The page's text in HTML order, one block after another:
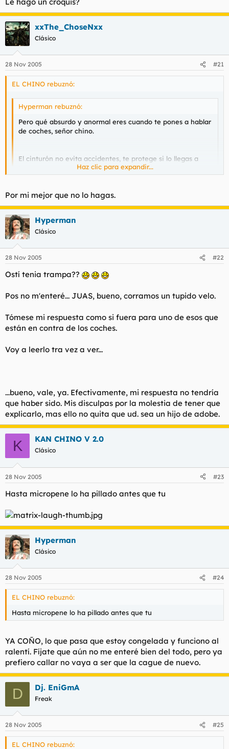
xxThe_ChoseNxx
Clásico
28 Nov 2005 #21
EL CHINO rebuznó:
Hyperman rebuznó:
Pero qué absurdo y anormal eres cuando te pones a hablar
de coches, señor chino.
El cinturón no evita accidentes, te protege si lo llegas a
velocidad, ni la lluvia ni mierdas.
Yo soy partidario de los accidentes porque sirven para
cribar poco a poco a todos los inútiles del volante, hasta
que podamos circular con tranquilidad y seguridad.
Usted no ha entendido la metáfora verdad?
Le hago un croquis?
Haz clic para expandir...
Por mi mejor que no lo hagas.
Hyperman
Clásico
28 Nov 2005 #22
Ostí tenia trampa??
Pos no m'enteré... JUAS, bueno, corramos un tupido velo.
Tómese mi respuesta como si fuera para uno de esos que
están en contra de los coches.
Voy a leerlo tra vez a ver...
...bueno, vale, ya. Efectivamente, mi respuesta no tendría
que haber sido. Mis disculpas por la molestia de tener que
explicarlo, mas ello no quita que ud. sea un hijo de adobe.
K KAN CHINO V 2.0
Clásico
28 Nov 2005 #23
Hasta micropene lo ha pillado antes que tu
Hyperman
Clásico
28 Nov 2005 #24
EL CHINO rebuznó:
Hasta micropene lo ha pillado antes que tu
YA COÑO, lo que pasa que estoy congelada y funciono al
ralentí. Fíjate que aún no me enteré bien del todo, pero ya
prefiero callar no vaya a ser que la cague de nuevo.
D Dj. EniGmA
Freak
28 Nov 2005 #25
EL CHINO rebuznó: